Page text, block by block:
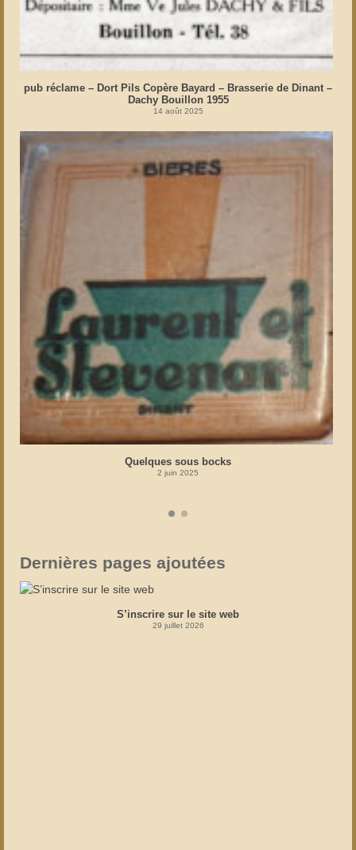
pub réclame – Dort Pils Copère Bayard – Brasserie de Dinant –
Dachy Bouillon 1955
14 août 2025
Quelques sous bocks
2 juin 2025
Dernières pages ajoutées
S’inscrire sur le site web
29 juillet 2026